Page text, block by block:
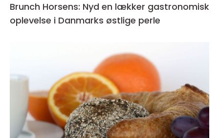
Brunch Horsens: Nyd en lækker gastronomisk
oplevelse i Danmarks østlige perle